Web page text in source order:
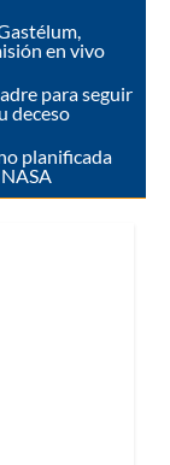
en vivo
para seguir
deceso
planificada